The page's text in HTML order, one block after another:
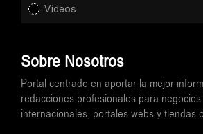
Vídeos
Sobre Nosotros
Portal centrado en aportar la mejor
redacciones profesionales para
internacionales, portales webs y tiendas